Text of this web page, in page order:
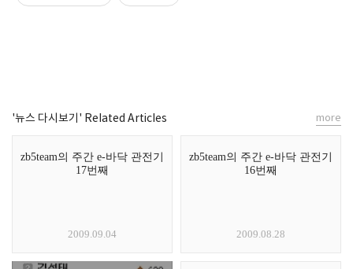
'뉴스 다시보기' Related Articles
zb5team의 주간 e-바닥 관전기
17번째
2009.09.04
zb5team의 주간 e-바닥 관전기
16번째
2009.08.28
more